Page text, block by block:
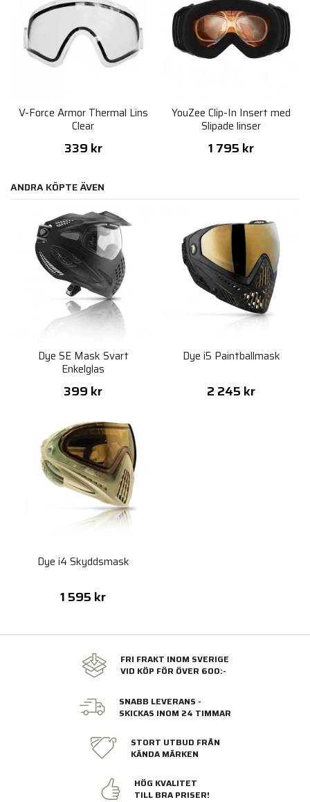
V-Force Armor Thermal Lins
Clear
339 kr
YouZee Clip-In Insert med
Slipade linser
1 795 kr
ANDRA KÖPTE ÄVEN
Dye SE Mask Svart
Enkelglas
399 kr
Dye i5 Paintballmask
2 245 kr
Dye i4 Skyddsmask
1 595 kr
FRI FRAKT INOM SVERIGE
VID KÖP FÖR ÖVER 600:-
SNABB LEVERANS -
SKICKAS INOM 24 TIMMAR
STORT UTBUD FRÅN
KÄNDA MÄRKEN
HÖG KVALITET
TILL BRA PRISER!